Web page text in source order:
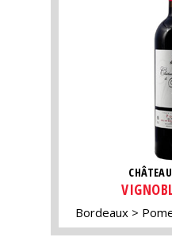
Bordeaux